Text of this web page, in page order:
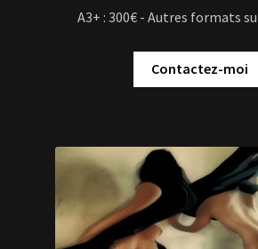
A3+ : 300€ - Autres formats
Contactez-moi